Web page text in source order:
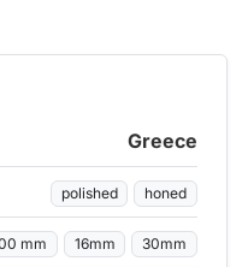
Greece
polished honed
mm 16mm 30mm